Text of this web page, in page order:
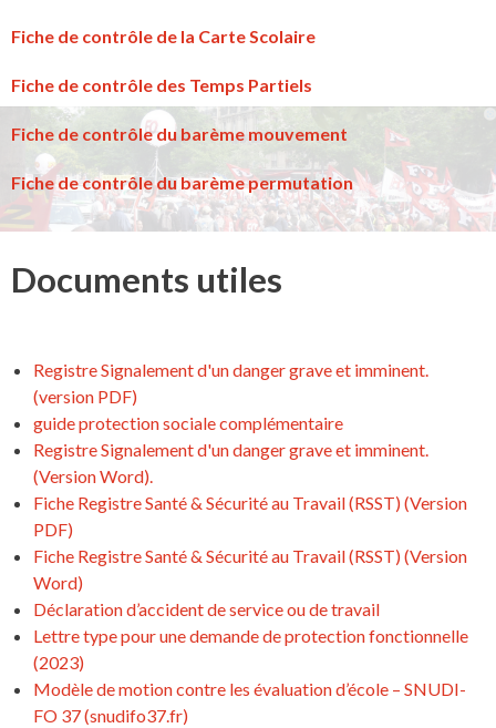
Fiche de contrôle de la Carte Scolaire
Fiche de contrôle des Temps Partiels
Fiche de contrôle du barème mouvement
Fiche de contrôle du barème permutation
Documents utiles
Registre Signalement d'un danger grave et imminent.
(version PDF)
guide protection sociale complémentaire
Registre Signalement d'un danger grave et imminent.
(Version Word).
Fiche Registre Santé & Sécurité au Travail (RSST) (Version
PDF)
Fiche Registre Santé & Sécurité au Travail (RSST) (Version
Word)
Déclaration d’accident de service ou de travail
Lettre type pour une demande de protection fonctionnelle
(2023)
Modèle de motion contre les évaluation d’école – SNUDI-
FO 37 (snudifo37.fr)